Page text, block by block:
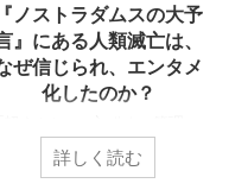
『ノストラダムスの大予
』にある人類滅亡は、
ぜ信じられ、エンタメ
化したのか？
、小池義孝です。今回は、子
の頃にあった『ノストラダム
詳しく読む